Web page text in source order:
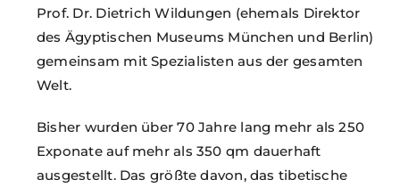
Prof. Dr. Dietrich Wildungen (ehemals Direktor
des Ägyptischen Museums München und Berlin)
gemeinsam mit Spezialisten aus der gesamten
Welt.
Bisher wurden über 70 Jahre lang mehr als 250
Exponate auf mehr als 350 qm dauerhaft
ausgestellt. Das größte davon, das tibetische